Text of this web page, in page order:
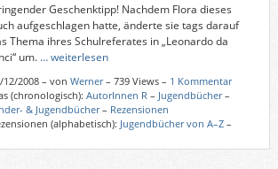
Geschenktipp! Nachdem Flora dieses
aufgeschlagen hatte, änderte sie tags darauf
Thema ihres Schulreferates in „Leonardo da
um. … weiterlesen
12/2008– von Werner– 739 Views – 1 Kommentar
(chronologisch): AutorInnen R – Jugendbücher–
& Jugendbücher– Rezensionen
(alphabetisch): Jugendbücher von A–Z–